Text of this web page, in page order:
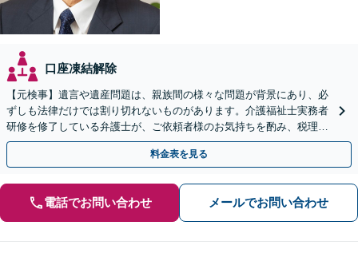
口座凍結解除
【元検事】遺言や遺産問題は、親族間の様々な問題が背景にあり、必
ずしも法律だけでは割り切れないものがあります。介護福祉士実務者
研修を修了している弁護士が、ご依頼者様のお気持ちを酌み、税理士
など他士業とも密接に連携しながら丁寧に対応いたします。
料金表を見る
電話でお問い合わせ メールでお問い合わせ